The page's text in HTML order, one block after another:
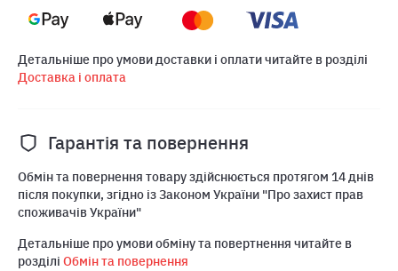
Детальніше про умови доставки і оплати читайте в розділі
Доставка і оплата
Гарантія та повернення
Обмін та повернення товару здійснюється протягом 14 днів
після покупки, згідно із Законом України "Про захист прав
споживачів України"
Детальніше про умови обміну та повертнення читайте в
розділі Обмін та повернення